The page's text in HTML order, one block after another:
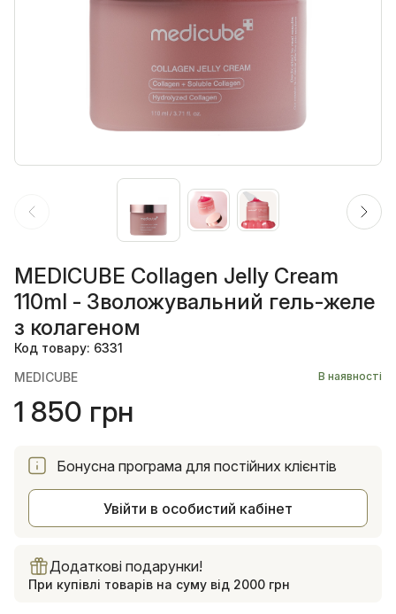
MEDICUBE Collagen Jelly Cream
110ml - Зволожувальний гель-желе
з колагеном
Код товару: 6331
MEDICUBE
В наявності
1 850 грн
Бонусна програма для постійних клієнтів
Увійти в особистий кабінет
Додаткові подарунки!
При купівлі товарів на суму від 2000 грн